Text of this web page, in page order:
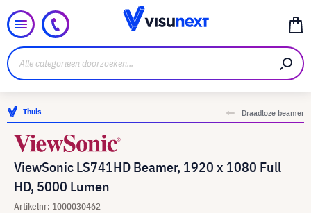
Thuis Draadloze beamer
ViewSonic LS741HD Beamer, 1920 x 1080 Full
HD, 5000 Lumen
Artikelnr: 1000030462